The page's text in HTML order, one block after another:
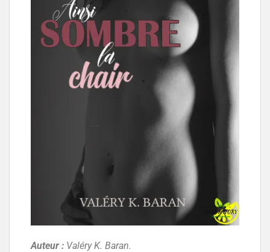
Auteur : Valéry K. Baran.